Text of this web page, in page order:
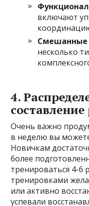
включают
Смешанные
несколько
4.
Очень важно
в неделю вы
Новичкам
более
тренироваться 4-6
тренировками
или активно
успевали